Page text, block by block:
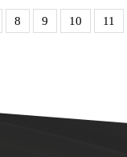
8 9 10 11